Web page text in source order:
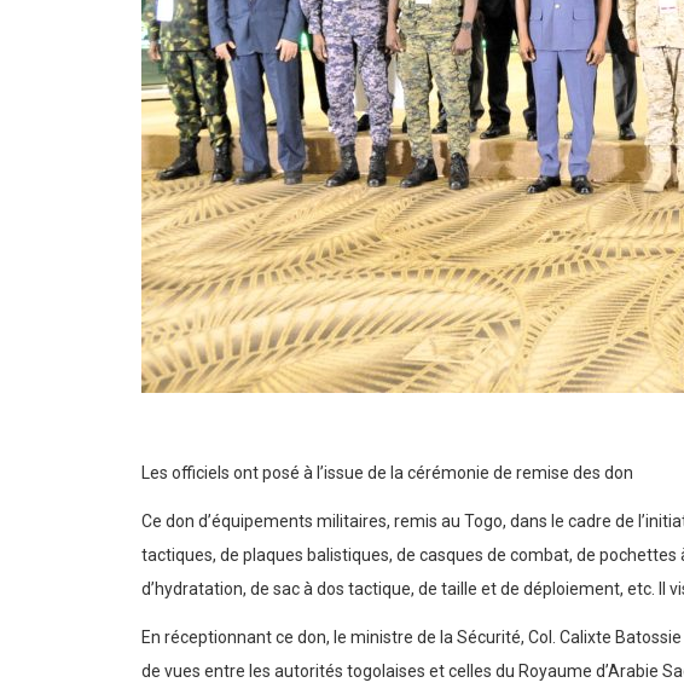
Les officiels ont posé à l’issue de la cérémonie de remise des don
Ce don d’équipements militaires, remis au Togo, dans le cadre de
tactiques, de plaques balistiques, de casques de combat, de
d’hydratation, de sac à dos tactique, de taille et de déploiement, etc.
En réceptionnant ce don, le ministre de la Sécurité, Col. Calixte
de vues entre les autorités togolaises et celles du Royaume d’Arabie